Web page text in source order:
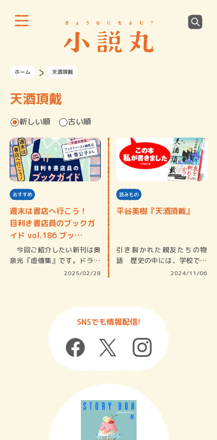
ホーム 天酒頂戴
天酒頂戴
新しい順 古い順
おすすめ
週末は書店へ行こう！
目利き書店員のブックガ
イド vol.186 ブッ…
今回ご紹介したい新刊は奥
泉光『虚傳集』です。ドラマ
2025/02/28
読みもの
平谷美樹『天酒頂戴』
引き裂かれた親友たちの物
語 歴史の中には、学校では
2024/11/06
SNSでも情報配信!